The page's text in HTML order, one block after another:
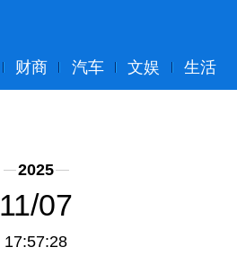
财商 汽车 文娱 生活
2025
11/07
17:57:28